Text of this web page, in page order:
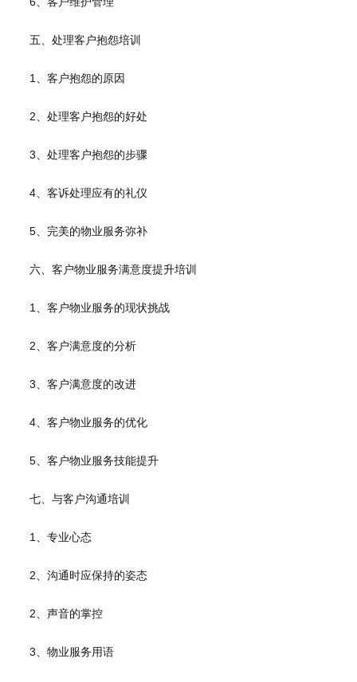
五、处理客户抱怨培训
1、客户抱怨的原因
2、处理客户抱怨的好处
3、处理客户抱怨的步骤
4、客诉处理应有的礼仪
5、完美的物业服务弥补
六、客户物业服务满意度提升培训
1、客户物业服务的现状挑战
2、客户满意度的分析
3、客户满意度的改进
4、客户物业服务的优化
5、客户物业服务技能提升
七、与客户沟通培训
1、专业心态
2、沟通时应保持的姿态
2、声音的掌控
3、物业服务用语